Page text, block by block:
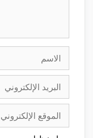
الإلكتروني
الإلكتروني